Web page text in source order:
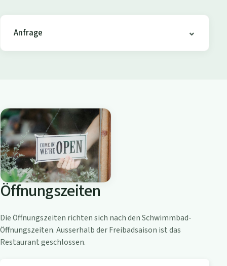
e
n
r
o
a
m
Z
ü
i
c
h
Anfrage
Öffnungszeiten
Die Öffnungszeiten richten sich nach den Schwimmbad-
Öffnungszeiten. Ausserhalb der Freibadsaison ist das
Restaurant geschlossen.